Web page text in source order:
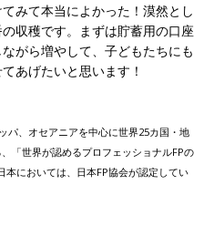
みて本当によかった！漠然とし
収穫です。まずは貯蓄用の口座
がら増やして、子どもたちにも
あげたいと思います！
パ、オセアニアを中心に世界25カ国・地
「世界が認めるプロフェッショナルFPの
本においては、日本FP協会が認定してい